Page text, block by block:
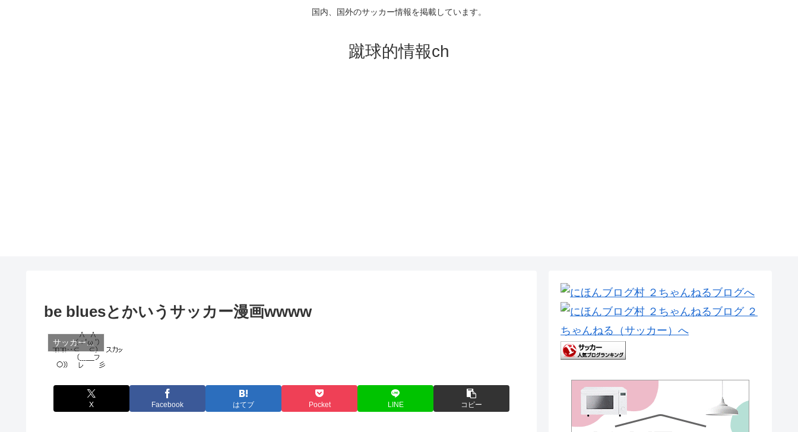
国内、国外のサッカー情報を掲載しています。
蹴球的情報ch
be bluesとかいうサッカー漫画wwww
サッカー漫画、ゲーム
X Facebook はてブ Pocket LINE コピー